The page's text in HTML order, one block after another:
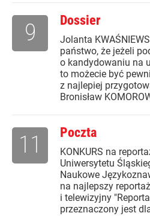
Dossier
Jolanta
państwo, że jeżeli
o kandydowaniu na
to możecie być
z najlepiej
Bronisław
9
Poczta
KONKURS na
Uniwersytetu
Naukowe
na najlepszy
i telewizyjny
przeznaczony jest
11